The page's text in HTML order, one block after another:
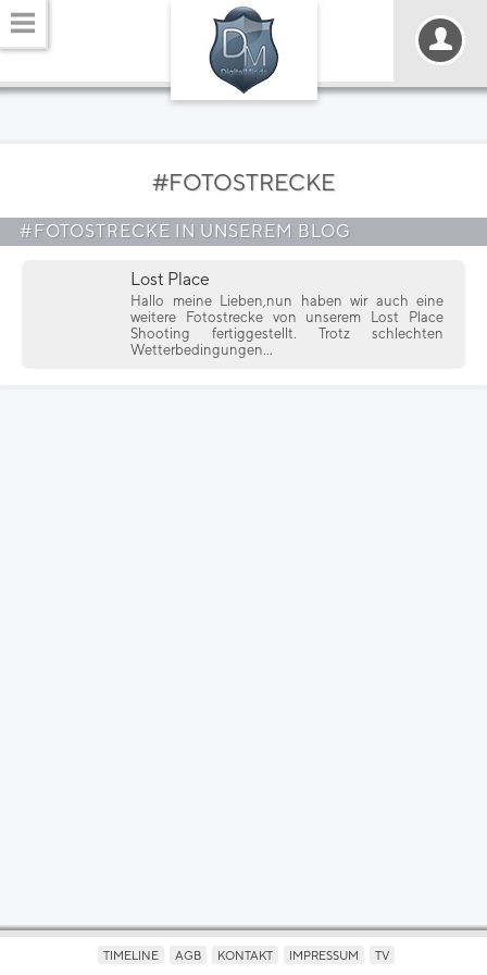
#FOTOSTRECKE
#FOTOSTRECKE IN UNSEREM BLOG
Lost Place
Hallo meine Lieben,nun haben wir auch eine
weitere Fotostrecke von unserem Lost Place
Shooting fertiggestellt. Trotz schlechten
Wetterbedingungen...
TIMELINE AGB KONTAKT IMPRESSUM TV